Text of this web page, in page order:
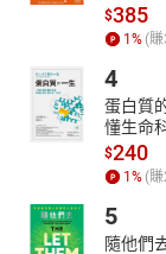
12-不僅要贏 還要一
13-不懂也是一種好
14-別人別人穿你的鞋
15-忠言逆耳的謊言
16-但是的秘密
17-別讓過去的成功
18-生氣時說不說話
19-問出成功的路
$385
1 % (賺
4
蛋白質
懂生命
$240
1 % (賺
5
隨他們